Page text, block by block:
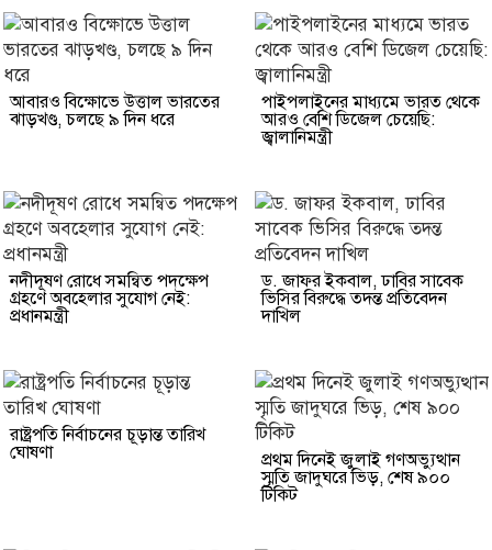
আবারও বিক্ষোভে উত্তাল ভারতের
ঝাড়খণ্ড, চলছে ৯ দিন ধরে
পাইপলাইনের মাধ্যমে ভারত থেকে
আরও বেশি ডিজেল চেয়েছি:
জ্বালানিমন্ত্রী
নদীদূষণ রোধে সমন্বিত পদক্ষেপ
গ্রহণে অবহেলার সুযোগ নেই:
প্রধানমন্ত্রী
ড. জাফর ইকবাল, ঢাবির সাবেক
ভিসির বিরুদ্ধে তদন্ত প্রতিবেদন
দাখিল
রাষ্ট্রপতি নির্বাচনের চূড়ান্ত তারিখ
ঘোষণা
প্রথম দিনেই জুলাই গণঅভ্যুত্থান
স্মৃতি জাদুঘরে ভিড়, শেষ ৯০০
টিকিট